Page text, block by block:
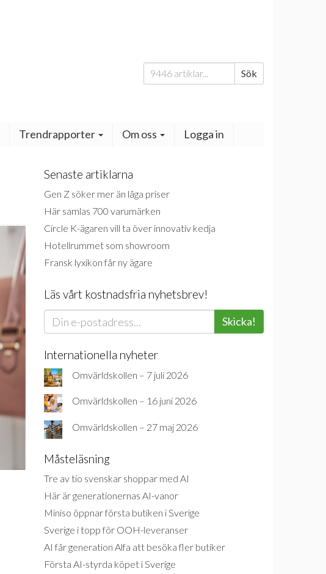
Sök
efter:
Sök
Trendrapporter Om oss Logga in
Senaste artiklarna
Gen Z söker mer än låga priser
Här samlas 700 varumärken
Circle K-ägaren vill ta över innovativ kedja
Hotellrummet som showroom
Fransk lyxikon får ny ägare
Läs vårt kostnadsfria nyhetsbrev!
Skicka!
Internationella nyheter
Omvärldskollen – 7 juli 2026
Omvärldskollen – 16 juni 2026
Omvärldskollen – 27 maj 2026
Måsteläsning
Tre av tio svenskar shoppar med AI
Här är generationernas AI-vanor
Miniso öppnar första butiken i Sverige
Sverige i topp för OOH-leveranser
AI får generation Alfa att besöka fler butiker
Första AI-styrda köpet i Sverige